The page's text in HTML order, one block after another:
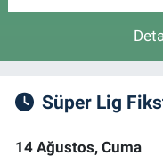
Süper Lig
14 Ağustos, Cuma